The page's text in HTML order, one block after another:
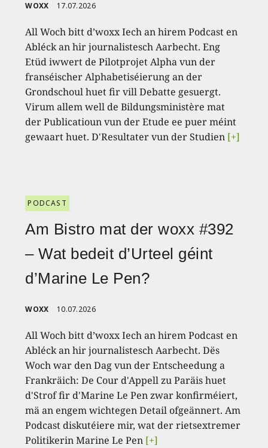
WOXX 17.07.2026
All Woch bitt d’woxx Iech an hirem Podcast en
Abléck an hir journalistesch Aarbecht. Eng
Etüd iwwert de Pilotprojet Alpha vun der
franséischer Alphabetiséierung an der
Grondschoul huet fir vill Debatte gesuergt.
Virum allem well de Bildungsministère mat
der Publicatioun vun der Etude ee puer méint
gewaart huet. D'Resultater vun der Studien [+]
PODCAST
Am Bistro mat der woxx #392
– Wat bedeit d’Urteel géint
d’Marine Le Pen?
WOXX 10.07.2026
All Woch bitt d’woxx Iech an hirem Podcast en
Abléck an hir journalistesch Aarbecht. Dës
Woch war den Dag vun der Entscheedung a
Frankräich: De Cour d'Appell zu Paräis huet
d'Strof fir d'Marine Le Pen zwar konfirméiert,
mä an engem wichtegen Detail ofgeännert. Am
Podcast diskutéiere mir, wat der rietsextremer
Politikerin Marine Le Pen [+]